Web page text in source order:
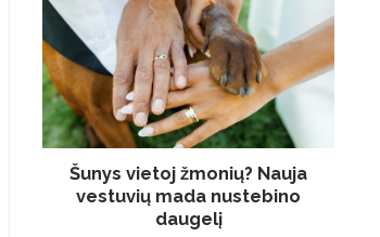
Šunys vietoj žmonių? Nauja
vestuvių mada nustebino
daugelį